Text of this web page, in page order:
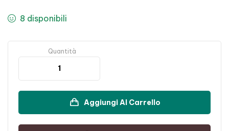
8 disponibili
Quantità
Aggiungi Al Carrello